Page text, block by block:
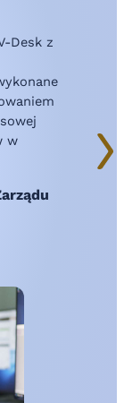
Desk z
w